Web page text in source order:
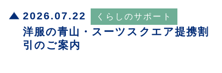
2026.07.22
洋服の青山・スーツスクエア提携割
引のご案内